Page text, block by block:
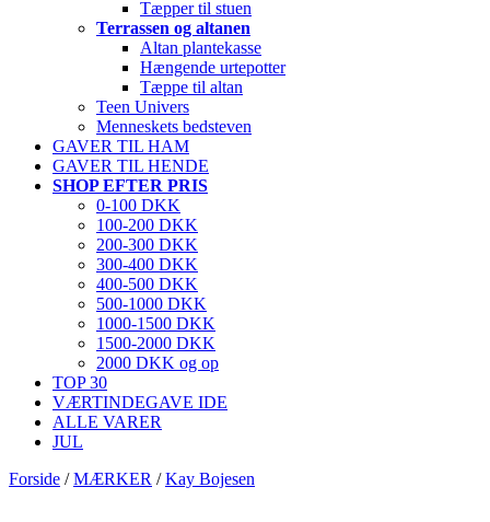
Tæpper til stuen
Terrassen og altanen
Altan plantekasse
Hængende urtepotter
Tæppe til altan
Teen Univers
Menneskets bedsteven
GAVER TIL HAM
GAVER TIL HENDE
SHOP EFTER PRIS
0-100 DKK
100-200 DKK
200-300 DKK
300-400 DKK
400-500 DKK
500-1000 DKK
1000-1500 DKK
1500-2000 DKK
2000 DKK og op
TOP 30
VÆRTINDEGAVE IDE
ALLE VARER
JUL
Forside /MÆRKER /Kay Bojesen